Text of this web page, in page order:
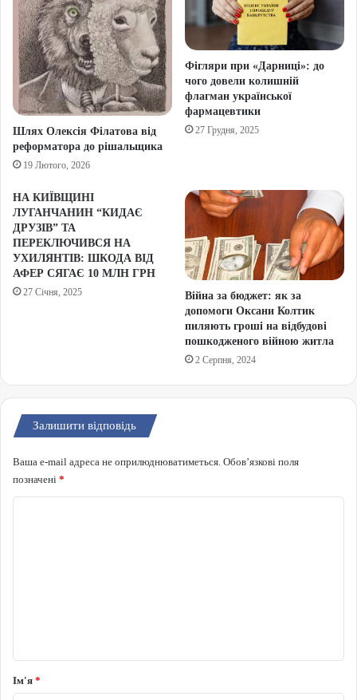
Шлях Олексія Філатова від
реформатора до рішальщика
19 Лютого, 2026
Фігляри при «Дарниці»: до
чого довели колишній
флагман української
фармацевтики
27 Грудня, 2025
НА КИЇВЩИНІ
ЛУГАНЧАНИН “КИДАЄ
ДРУЗІВ” ТА
ПЕРЕКЛЮЧИВСЯ НА
УХИЛЯНТІВ: ШКОДА ВІД
АФЕР СЯГАЄ 10 МЛН ГРН
27 Січня, 2025
Війна за бюджет: як за
допомоги Оксани Колтик
пиляють гроші на відбудові
пошкодженого війною житла
2 Серпня, 2024
Залишити відповідь
Ваша e-mail адреса не оприлюднюватиметься. Обов’язкові поля
позначені *
Ім'я *